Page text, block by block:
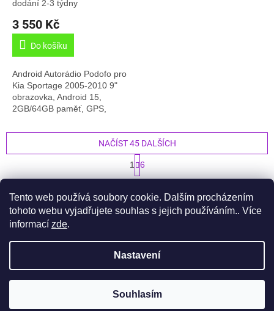
Tento web používá soubory cookie. Dalším procházením
tohoto webu vyjadřujete souhlas s jejich používáním.. Více
informací zde.
Nastavení
Souhlasím
dodání 2-3 týdny
3 550 Kč
Do košíku
Android Autorádio Podofo pro
Kia Sportage 2005-2010 9"
obrazovka, Android 15,
2GB/64GB paměť, GPS,
USB,.... Dodáváno v kompletní
sadě: rádio, rámeček...
O
l
á
c
í
p
r
v
NAČÍST 45 DALŠÍCH
S
t
r
n
k
á
n
í
1 6
261položek celkem
NAHORU
Vytvořil Shoptet
Auto-Radia . Všechna práva vyhrazena.